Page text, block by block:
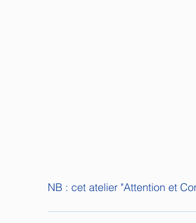
NB : cet atelier "Attention et